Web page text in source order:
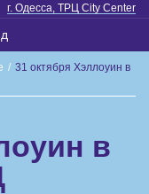
г. Одесса, ТРЦ City Center
/ 31 октября Хэллоуин в
в